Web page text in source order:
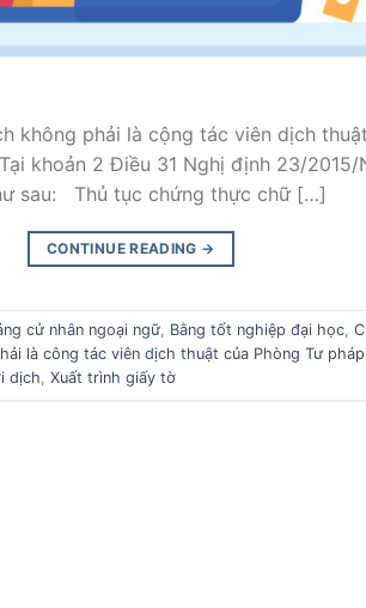
không phải là cộng tác viên dịch
khoản 2 Điều 31 Nghị định 23/
sau: Thủ tục chứng thực chữ […]
CONTINUE READING →
cử nhân ngoại ngữ, Bằng tốt nghiệp đại học,
là công tác viên dịch thuật của Phòng Tư pháp
dịch, Xuất trình giấy tờ